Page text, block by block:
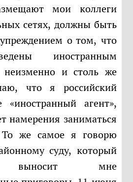
мои коллеги
сетях, должны быть
о том, что
иностранным
и столь же
что я российский
агент»,
намерения заниматься
То же самое я говорю
суду, который
выносит мне